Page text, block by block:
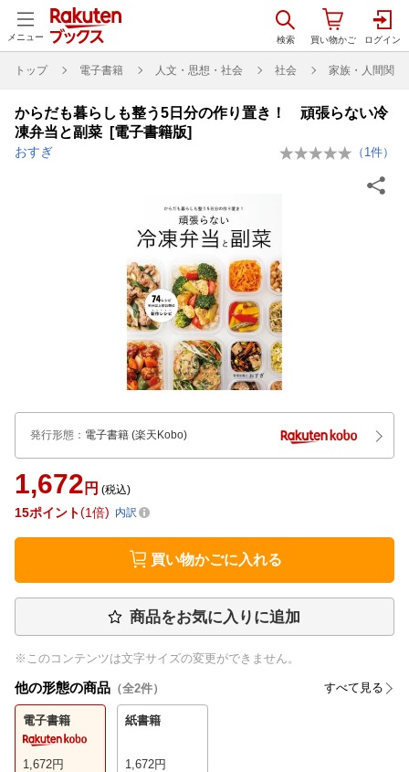
メニュー
トップ 電子書籍 人文・思想・社会 社会 家族・人間関係
からだも暮らしも整う5日分の作り置き！ 頑張らない冷
凍弁当と副菜 [電子書籍版]
おすぎ （ 1件）
発行形態 ： 電子書籍 (楽天Kobo)
1,672 円 (税込)
15ポイント 1倍 内訳
買い物かごに入れる
商品をお気に入りに追加
※このコンテンツは文字サイズの変更ができません。
他の形態の商品 （全2件） すべて見る
電子書籍
1,672円
紙書籍
1,672円